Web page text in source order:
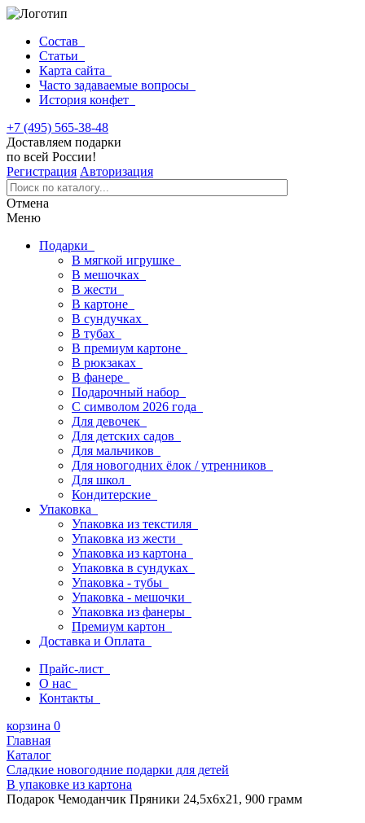
Состав
Статьи
Карта сайта
Часто задаваемые вопросы
История конфет
+7 (495) 565-38-48
Доставляем подарки
по всей России!
Регистрация Авторизация
Отмена
Меню
Подарки
В мягкой игрушке
В мешочках
В жести
В картоне
В сундучках
В тубах
В премиум картоне
В рюкзаках
В фанере
Подарочный набор
С символом 2026 года
Для девочек
Для детских садов
Для мальчиков
Для новогодних ёлок / утренников
Для школ
Кондитерские
Упаковка
Упаковка из текстиля
Упаковка из жести
Упаковка из картона
Упаковка в сундуках
Упаковка - тубы
Упаковка - мешочки
Упаковка из фанеры
Премиум картон
Доставка и Оплата
Прайс-лист
О нас
Контакты
корзина 0
Главная
Каталог
Сладкие новогодние подарки для детей
В упаковке из картона
Подарок Чемоданчик Пряники 24,5х6х21, 900 грамм